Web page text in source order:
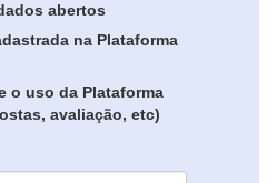
abertos
na Plataforma
o uso da Plataforma
avaliação, etc)